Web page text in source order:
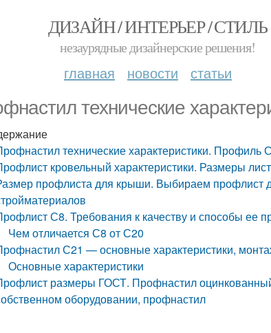
ДИЗАЙН / ИНТЕРЬЕР / СТИЛЬ
незаурядные дизайнерские решения!
главная новости статьи
технические
технические характеристики. Профиль
кровельный характеристики. Размеры
профлиста для крыши. Выбираем профлист
С8. Требования к качеству и способы ее
Чем отличается С8 от С20
С21 — основные характеристики,
Основные характеристики
размеры ГОСТ. Профнастил
оборудовании, профнастил